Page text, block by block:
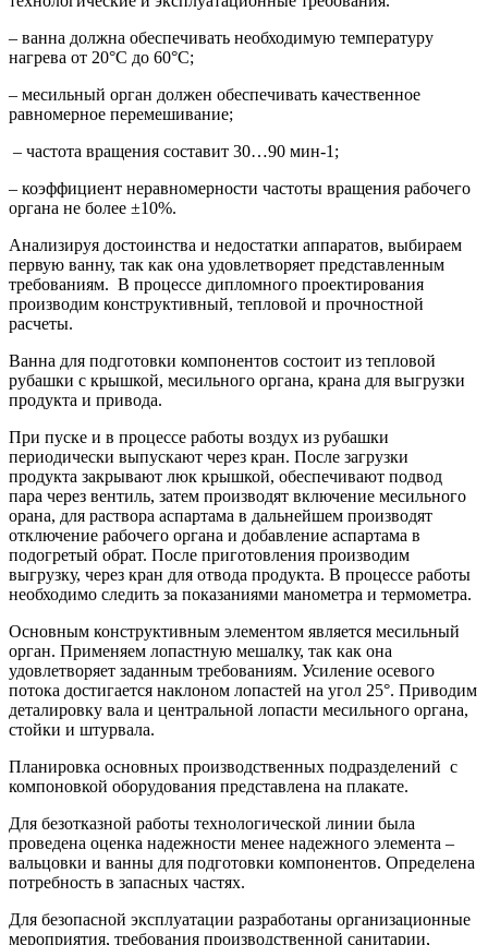
– ванна должна обеспечивать необходимую температуру
нагрева от 20°С до 60°С;
– месильный орган должен обеспечивать качественное
равномерное перемешивание;
– частота вращения составит 30…90 мин-1;
– коэффициент неравномерности частоты вращения рабочего
органа не более ±10%.
Анализируя достоинства и недостатки аппаратов, выбираем
первую ванну, так как она удовлетворяет представленным
требованиям. В процессе дипломного проектирования
производим конструктивный, тепловой и прочностной
расчеты.
Ванна для подготовки компонентов состоит из тепловой
рубашки с крышкой, месильного органа, крана для выгрузки
продукта и привода.
При пуске и в процессе работы воздух из рубашки
периодически выпускают через кран. После загрузки
продукта закрывают люк крышкой, обеспечивают подвод
пара через вентиль, затем производят включение месильного
орана, для раствора аспартама в дальнейшем производят
отключение рабочего органа и добавление аспартама в
подогретый обрат. После приготовления производим
выгрузку, через кран для отвода продукта. В процессе работы
необходимо следить за показаниями манометра и термометра.
Основным конструктивным элементом является месильный
орган. Применяем лопастную мешалку, так как она
удовлетворяет заданным требованиям. Усиление осевого
потока достигается наклоном лопастей на угол 25°. Приводим
деталировку вала и центральной лопасти месильного органа,
стойки и штурвала.
Планировка основных производственных подразделений с
компоновкой оборудования представлена на плакате.
Для безотказной работы технологической линии была
проведена оценка надежности менее надежного элемента –
вальцовки и ванны для подготовки компонентов. Определена
потребность в запасных частях.
Для безопасной эксплуатации разработаны организационные
мероприятия, требования производственной санитарии,